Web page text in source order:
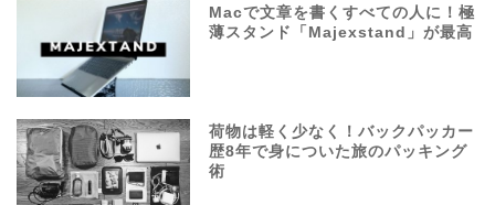
Macで文章を書くすべての人に！極
薄スタンド「Majexstand」が最高
荷物は軽く少なく！バックパッカー
歴8年で身についた旅のパッキング
術